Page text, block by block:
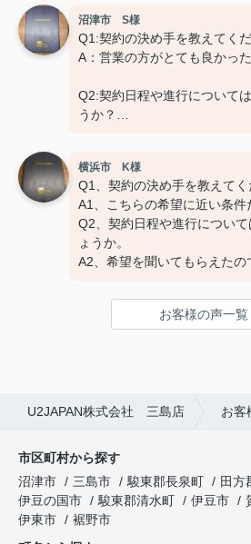
おきかせください。
→特になし
沼津市 S様
Q1:契約の決め手を教えてくだ
A：営業の方がとても良かった
Q2:契約日程や進行について
うか？
Q3:担当スタッフの対応につ
見・ご感想などがございまし
い。
A:素晴らしい １００点
横浜市 K様
Q1、契約の決め手を教えてく
A1、こちらの希望に近い条件
Q2、契約日程や進行につい
ょうか。
A2、希望を聞いてもらえたの
見・ご感想をお聞かせくださ
A3 親切な対応で、安心して
お客様の声一覧
U2JAPAN株式会社 三島店 お客
市区町村から探す
沼津市
三島市 駿東郡長泉町
田方
伊豆の国市
駿東郡清水町 伊豆市
伊東市
裾野市